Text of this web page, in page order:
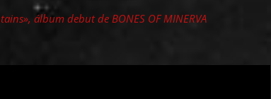
álbum debut de BONES OF MINERVA